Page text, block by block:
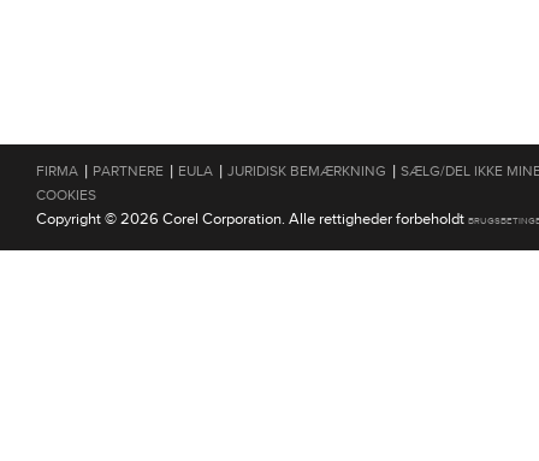
FIRMA | PARTNERE | EULA | JURIDISK BEMÆRKNING | SÆLG/DEL IKKE
COOKIES
Copyright © 2026 Corel Corporation. Alle rettigheder forbeholdt